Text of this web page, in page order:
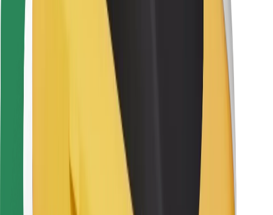
Kuryerlər üçün
Avtopark sahibləri üçün
Restoranlar üçün
Biznes üçün Bolt
Qaydalar və Şərtlər
Kukilər
Təhlükəsizlik